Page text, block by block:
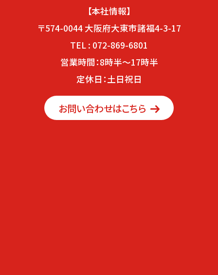
【本社情報】
〒574-0044 大阪府大東市諸福4-3-17
TEL : 072-869-6801
営業時間：8時半～17時半
定休日：土日祝日
お問い合わせはこちら